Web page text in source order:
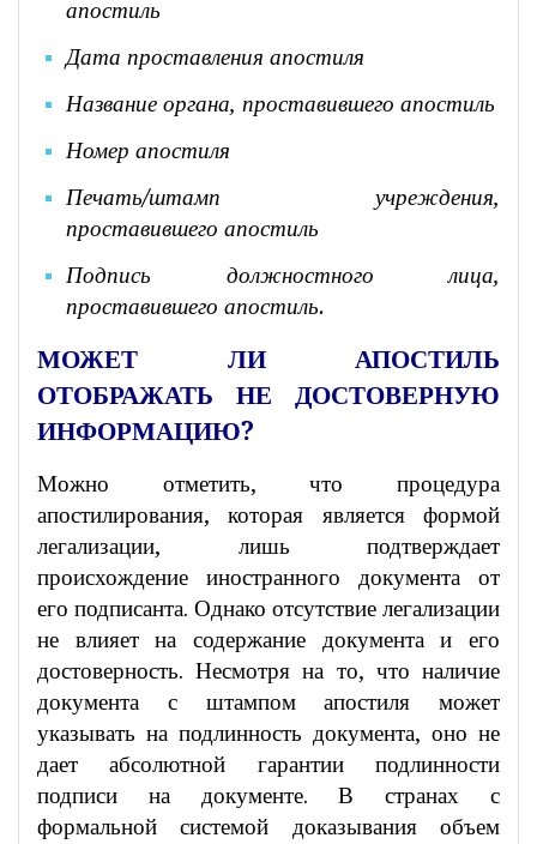
апостиль
Дата проставления апостиля
Название органа, проставившего апостиль
Номер апостиля
Печать/штамп учреждения,
проставившего апостиль
Подпись должностного лица,
проставившего апостиль.
МОЖЕТ ЛИ АПОСТИЛЬ
ОТОБРАЖАТЬ НЕ ДОСТОВЕРНУЮ
ИНФОРМАЦИЮ?
Можно отметить, что процедура
апостилирования, которая является формой
легализации, лишь подтверждает
происхождение иностранного документа от
его подписанта. Однако отсутствие легализации
не влияет на содержание документа и его
достоверность. Несмотря на то, что наличие
документа с штампом апостиля может
указывать на подлинность документа, оно не
дает абсолютной гарантии подлинности
подписи на документе. В странах с
формальной системой доказывания объем